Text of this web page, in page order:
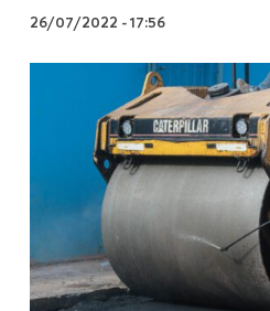
26/07/2022 -17:56